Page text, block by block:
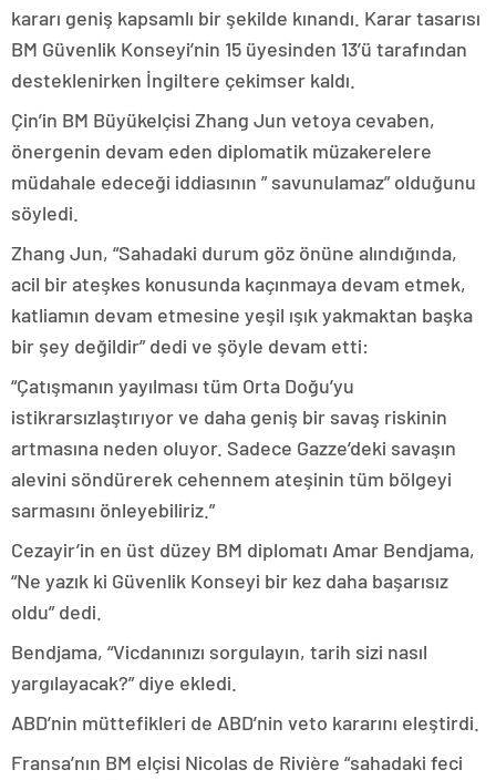
kararı geniş kapsamlı bir şekilde kınandı. Karar tasarısı
BM Güvenlik Konseyi’nin 15 üyesinden 13’ü tarafından
desteklenirken İngiltere çekimser kaldı.
Çin’in BM Büyükelçisi Zhang Jun vetoya cevaben,
önergenin devam eden diplomatik müzakerelere
müdahale edeceği iddiasının ” savunulamaz” olduğunu
söyledi.
Zhang Jun, “Sahadaki durum göz önüne alındığında,
acil bir ateşkes konusunda kaçınmaya devam etmek,
katliamın devam etmesine yeşil ışık yakmaktan başka
bir şey değildir” dedi ve şöyle devam etti:
“Çatışmanın yayılması tüm Orta Doğu’yu
istikrarsızlaştırıyor ve daha geniş bir savaş riskinin
artmasına neden oluyor. Sadece Gazze’deki savaşın
alevini söndürerek cehennem ateşinin tüm bölgeyi
sarmasını önleyebiliriz.”
Cezayir’in en üst düzey BM diplomatı Amar Bendjama,
“Ne yazık ki Güvenlik Konseyi bir kez daha başarısız
oldu” dedi.
Bendjama, “Vicdanınızı sorgulayın, tarih sizi nasıl
yargılayacak?” diye ekledi.
ABD’nin müttefikleri de ABD’nin veto kararını eleştirdi.
Fransa’nın BM elçisi Nicolas de Rivière “sahadaki feci